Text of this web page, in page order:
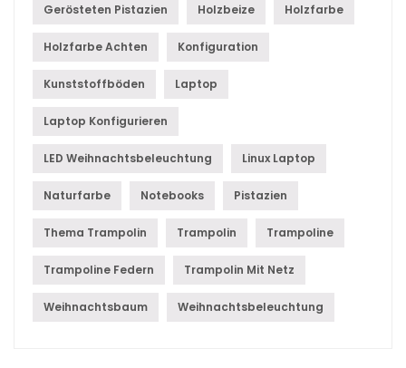
Gerösteten Pistazien Holzbeize Holzfarbe
Holzfarbe Achten Konfiguration
Kunststoffböden Laptop
Laptop Konfigurieren
LED Weihnachtsbeleuchtung Linux Laptop
Naturfarbe Notebooks Pistazien
Thema Trampolin Trampolin Trampoline
Trampoline Federn Trampolin Mit Netz
Weihnachtsbaum Weihnachtsbeleuchtung